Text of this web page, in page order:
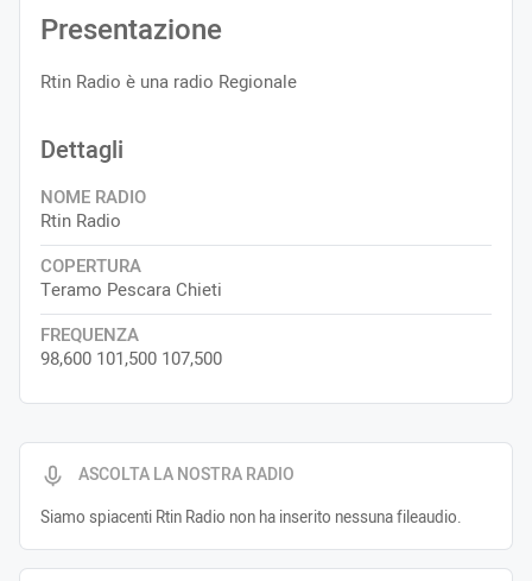
ASCOLTA LA NOSTRA RADIO
Siamo spiacenti Rtin Radio non ha inserito nessuna fileaudio.
Presentazione
Rtin Radio è una radio Regionale
Dettagli
NOME RADIO
Rtin Radio
COPERTURA
Teramo Pescara Chieti
FREQUENZA
98,600 101,500 107,500